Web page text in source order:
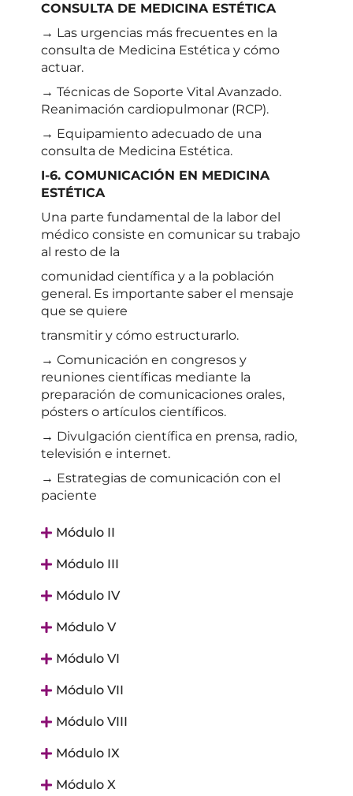
CONSULTA DE MEDICINA ESTÉTICA
→ Las urgencias más frecuentes en la
consulta de Medicina Estética y cómo
actuar.
→ Técnicas de Soporte Vital Avanzado.
Reanimación cardiopulmonar (RCP).
→ Equipamiento adecuado de una
consulta de Medicina Estética.
I-6. COMUNICACIÓN EN MEDICINA
ESTÉTICA
Una parte fundamental de la labor del
médico consiste en comunicar su trabajo
al resto de la
comunidad científica y a la población
general. Es importante saber el mensaje
que se quiere
transmitir y cómo estructurarlo.
→ Comunicación en congresos y
reuniones científicas mediante la
preparación de comunicaciones orales,
pósters o artículos científicos.
→ Divulgación científica en prensa, radio,
televisión e internet.
→ Estrategias de comunicación con el
paciente
Módulo II
Módulo III
Módulo IV
Módulo V
Módulo VI
Módulo VII
Módulo VIII
Módulo IX
Módulo X